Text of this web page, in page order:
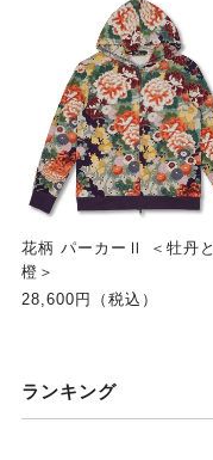
花柄 パーカーⅡ ＜牡丹
橙＞
28,600円（税込）
ランキング